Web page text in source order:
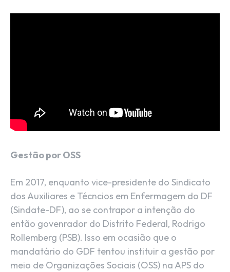
Gestão por OSS
Em 2017, enquanto vice-presidente do Sindicato
dos Auxiliares e Técncios em Enfermagem do DF
(Sindate-DF), ao se contrapor a intenção do
então govenrador do Distrito Federal, Rodrigo
Rollemberg (PSB). Isso em ocasião que o
mandatário do GDF tentou instituir a gestão por
meio de Organizações Sociais (OSS) na APS do